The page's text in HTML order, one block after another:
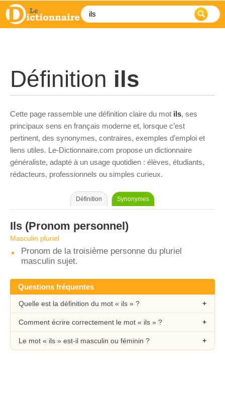
Définition ils
Cette page rassemble une définition claire du mot ils, ses
principaux sens en français moderne et, lorsque c’est
pertinent, des synonymes, contraires, exemples d’emploi et
liens utiles. Le-Dictionnaire.com propose un dictionnaire
généraliste, adapté à un usage quotidien : élèves, étudiants,
rédacteurs, professionnels ou simples curieux.
Définition Synonymes
Ils (Pronom personnel)
Masculin pluriel
Pronom de la troisième personne du pluriel
masculin sujet.
Questions fréquentes
Quelle est la définition du mot « ils » ?
Comment écrire correctement le mot « ils » ?
Le mot « ils » est-il masculin ou féminin ?